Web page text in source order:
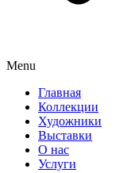
Menu
Главная
Коллекции
Художники
Выставки
О нас
Услуги